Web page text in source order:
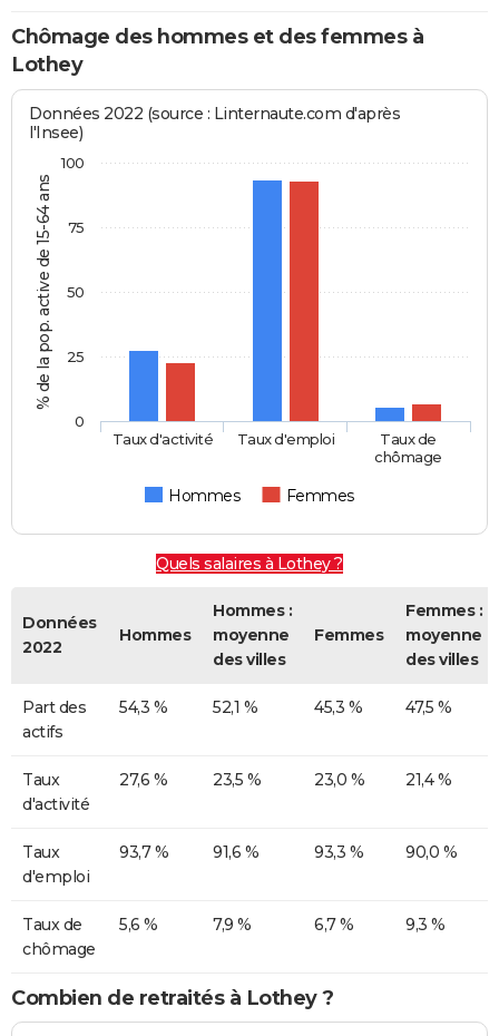
Chômage des hommes et des femmes à
Lothey
% de la pop. active de 15-64 ans
Données 2022 (source : Linternaute.com d'après
l'Insee)
Hommes Femmes
Taux d'activité Taux d'emploi
Taux de
chômage
0
25
50
75
100
Quels salaires à Lothey ?
Données
2022
Hommes
Hommes :
moyenne
des villes
Femmes
Femmes :
moyenne
des villes
Part des
actifs
54,3 % 52,1 % 45,3 % 47,5 %
Taux
d'activité
27,6 % 23,5 % 23,0 % 21,4 %
Taux
d'emploi
93,7 % 91,6 % 93,3 % 90,0 %
Taux de
chômage
5,6 % 7,9 % 6,7 % 9,3 %
Combien de retraités à Lothey ?